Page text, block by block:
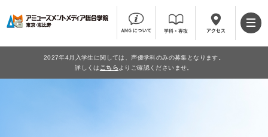
2027年4月入学生に関しては、声優学科のみの募集となります。
詳しくは こちら よりご確認くださいませ。